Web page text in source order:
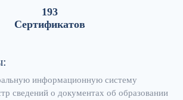
193
Сертификатов
информационную систему
сведений о документах об образовании